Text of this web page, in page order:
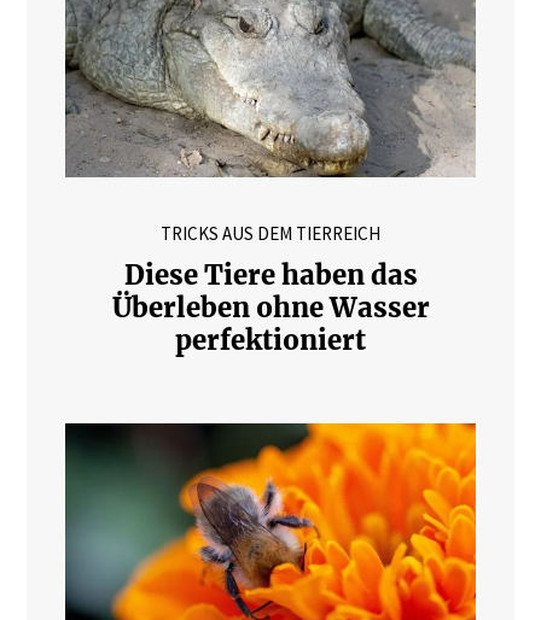
TRICKS AUS DEM TIERREICH
Diese Tiere haben das
Überleben ohne Wasser
perfektioniert